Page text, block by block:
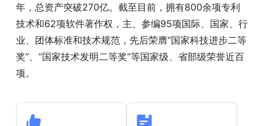
年，总资产突破270亿。截至目前，拥有800余项专利
技术和62项软件著作权，主、参编95项国际、国家、行
业、团体标准和技术规范，先后荣膺“国家科技进步二等
奖”、“国家技术发明二等奖”等国家级、省部级荣誉近百
项。